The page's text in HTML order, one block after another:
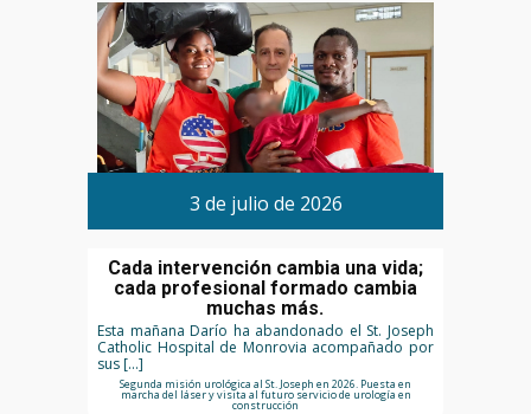
3 de julio de 2026
Cada intervención cambia una vida;
cada profesional formado cambia
muchas más.
Esta mañana Darío ha abandonado el St. Joseph
Catholic Hospital de Monrovia acompañado por
sus […]
Segunda misión urológica al St. Joseph en 2026. Puesta en
marcha del láser y visita al futuro servicio de urología en
construcción